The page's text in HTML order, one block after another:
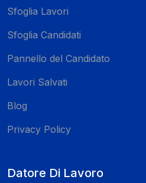
Sfoglia Lavori
Sfoglia Candidati
Pannello del Candidato
Lavori Salvati
Blog
Privacy Policy
Datore Di Lavoro